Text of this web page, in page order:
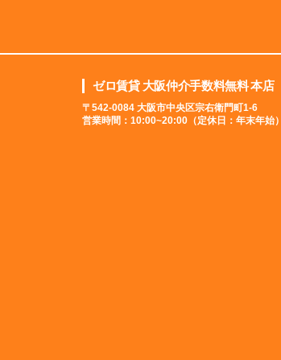
ゼロ賃貸 大阪仲介手数料無料 本店
〒542-0084 大阪市中央区宗右衛門町1-6
営業時間：10:00~20:00（定休日：年末年始）